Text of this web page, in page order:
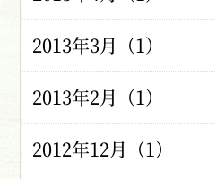
2013年3月（1）
2013年2月（1）
2012年12月（1）